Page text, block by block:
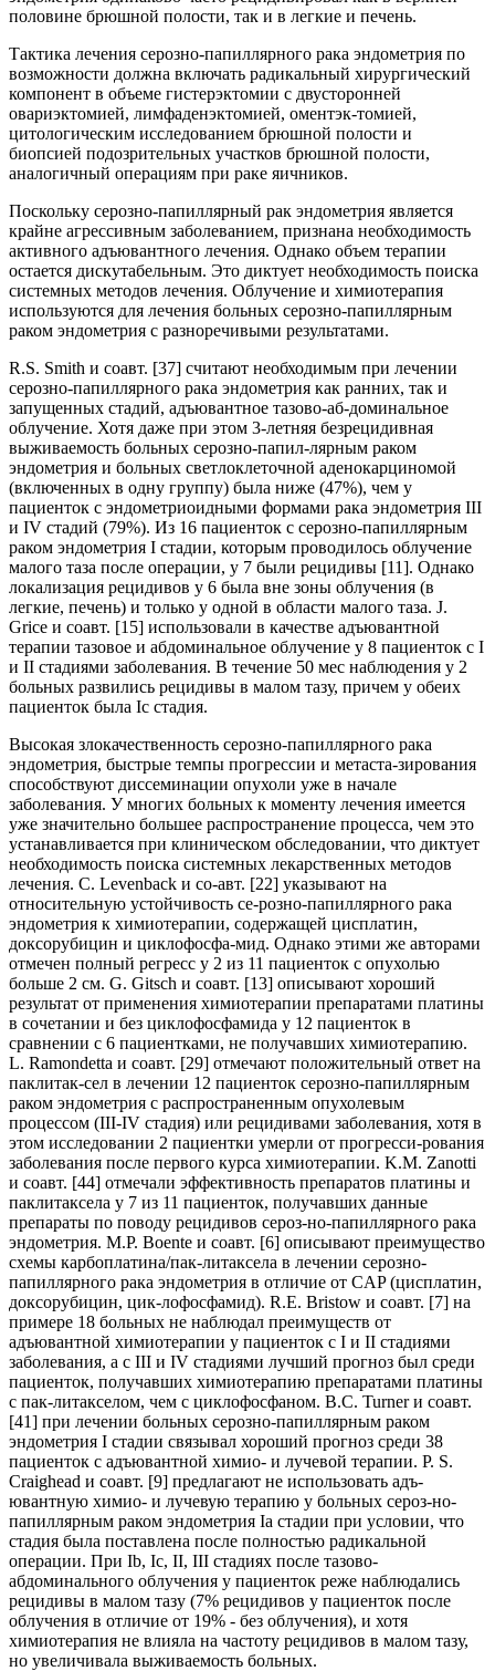
половине брюшной полости, так и в легкие и печень.
Тактика лечения серозно-папиллярного рака эндометрия по
возможности должна включать радикальный хирургический
компонент в объеме гистерэктомии с двусторонней
овариэктомией, лимфаденэктомией, оментэк-томией,
цитологическим исследованием брюшной полости и
биопсией подозрительных участков брюшной полости,
аналогичный операциям при раке яичников.
Поскольку серозно-папиллярный рак эндометрия является
крайне агрессивным заболеванием, признана необходимость
активного адъювантного лечения. Однако объем терапии
остается дискутабельным. Это диктует необходимость поиска
системных методов лечения. Облучение и химиотерапия
используются для лечения больных серозно-папиллярным
раком эндометрия с разноречивыми результатами.
R.S. Smith и соавт. [37] считают необходимым при лечении
серозно-папиллярного рака эндометрия как ранних, так и
запущенных стадий, адъювантное тазово-аб-доминальное
облучение. Хотя даже при этом 3-летняя безрецидивная
выживаемость больных серозно-папил-лярным раком
эндометрия и больных светлоклеточной аденокарциномой
(включенных в одну группу) была ниже (47%), чем у
пациенток с эндометриоидными формами рака эндометрия III
и IV стадий (79%). Из 16 пациенток c серозно-папиллярным
раком эндометрия I стадии, которым проводилось облучение
малого таза после операции, у 7 были рецидивы [11]. Однако
локализация рецидивов у 6 была вне зоны облучения (в
легкие, печень) и только у одной в области малого таза. J.
Grice и соавт. [15] использовали в качестве адъювантной
терапии тазовое и абдоминальное облучение у 8 пациенток с I
и II стадиями заболевания. В течение 50 мес наблюдения у 2
больных развились рецидивы в малом тазу, причем у обеих
пациенток была Ic стадия.
Высокая злокачественность серозно-папиллярного рака
эндометрия, быстрые темпы прогрессии и метаста-зирования
способствуют диссеминации опухоли уже в начале
заболевания. У многих больных к моменту лечения имеется
уже значительно большее распространение процесса, чем это
устанавливается при клиническом обследовании, что диктует
необходимость поиска системных лекарственных методов
лечения. С. Levenback и со-авт. [22] указывают на
относительную устойчивость се-розно-папиллярного рака
эндометрия к химиотерапии, содержащей цисплатин,
доксорубицин и циклофосфа-мид. Однако этими же авторами
отмечен полный регресс у 2 из 11 пациенток с опухолью
больше 2 см. G. Gitsch и соавт. [13] описывают хороший
результат от применения химиотерапии препаратами платины
в сочетании и без циклофосфамида у 12 пациенток в
сравнении с 6 пациентками, не получавших химиотерапию.
L. Ramondetta и соавт. [29] отмечают положительный ответ на
паклитак-сел в лечении 12 пациенток серозно-папиллярным
раком эндометрия с распространенным опухолевым
процессом (III-IV стадия) или рецидивами заболевания, хотя в
этом исследовании 2 пациентки умерли от прогресси-рования
заболевания после первого курса химиотерапии. K.M. Zanotti
и соавт. [44] отмечали эффективность препаратов платины и
паклитаксела у 7 из 11 пациенток, получавших данные
препараты по поводу рецидивов сероз-но-папиллярного рака
эндометрия. M.P. Boente и соавт. [6] описывают преимущество
схемы карбоплатина/пак-литаксела в лечении серозно-
папиллярного рака эндометрия в отличие от CAP (цисплатин,
доксорубицин, цик-лофосфамид). R.E. Bristow и соавт. [7] на
примере 18 больных не наблюдал преимуществ от
адъювантной химиотерапии у пациенток с I и II стадиями
заболевания, а с III и IV стадиями лучший прогноз был среди
пациенток, получавших химиотерапию препаратами платины
с пак-литакселом, чем с циклофосфаном. B.C. Turner и соавт.
[41] при лечении больных серозно-папиллярным раком
эндометрия I стадии связывал хороший прогноз среди 38
пациенток с адъювантной химио- и лучевой терапии. P. S.
Craighead и соавт. [9] предлагают не использовать адъ-
ювантную химио- и лучевую терапию у больных сероз-но-
папиллярным раком эндометрия Ia стадии при условии, что
стадия была поставлена после полностью радикальной
операции. При Ib, Ic, II, III стадиях после тазово-
абдоминального облучения у пациенток реже наблюдались
рецидивы в малом тазу (7% рецидивов у пациенток после
облучения в отличие от 19% - без облучения), и хотя
химиотерапия не влияла на частоту рецидивов в малом тазу,
но увеличивала выживаемость больных.